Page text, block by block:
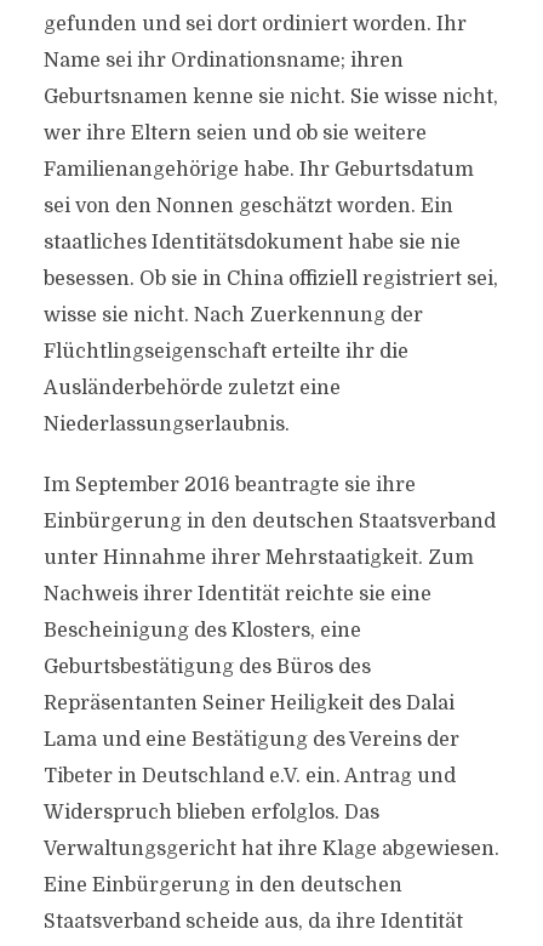
gefunden und sei dort ordiniert worden. Ihr
Name sei ihr Ordinationsname; ihren
Geburtsnamen kenne sie nicht. Sie wisse nicht,
wer ihre Eltern seien und ob sie weitere
Familienangehörige habe. Ihr Geburtsdatum
sei von den Nonnen geschätzt worden. Ein
staatliches Identitätsdokument habe sie nie
besessen. Ob sie in China offiziell registriert sei,
wisse sie nicht. Nach Zuerkennung der
Flüchtlingseigenschaft erteilte ihr die
Ausländerbehörde zuletzt eine
Niederlassungserlaubnis.
Im September 2016 beantragte sie ihre
Einbürgerung in den deutschen Staatsverband
unter Hinnahme ihrer Mehrstaatigkeit. Zum
Nachweis ihrer Identität reichte sie eine
Bescheinigung des Klosters, eine
Geburtsbestätigung des Büros des
Repräsentanten Seiner Heiligkeit des Dalai
Lama und eine Bestätigung des Vereins der
Tibeter in Deutschland e.V. ein. Antrag und
Widerspruch blieben erfolglos. Das
Verwaltungsgericht hat ihre Klage abgewiesen.
Eine Einbürgerung in den deutschen
Staatsverband scheide aus, da ihre Identität